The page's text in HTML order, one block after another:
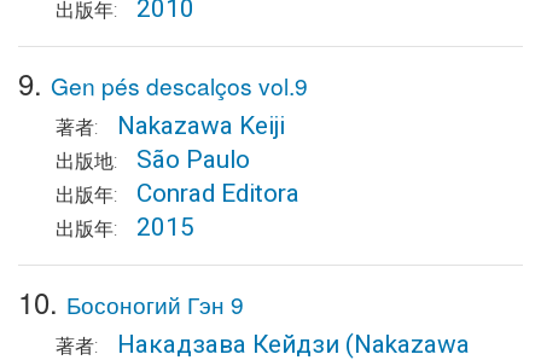
出版年: 2010
9. Gen pés descalços vol.9
著者: Nakazawa Keiji
出版地: São Paulo
出版年: Conrad Editora
出版年: 2015
10. Босоногий Гэн 9
著者: Накадзава Кейдзи (Nakazawa